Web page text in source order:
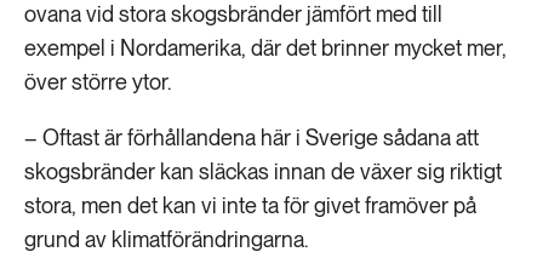
ovana vid stora skogsbränder jämfört med till
exempel i Nordamerika, där det brinner mycket mer,
över större ytor.
– Oftast är förhållandena här i Sverige sådana att
skogsbränder kan släckas innan de växer sig riktigt
stora, men det kan vi inte ta för givet framöver på
grund av klimatförändringarna.